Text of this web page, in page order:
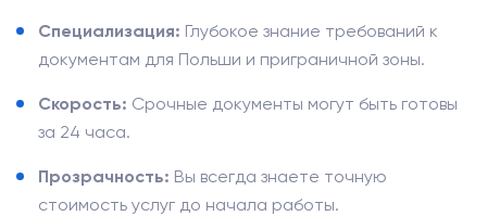
Специализация: Глубокое знание требований к
документам для Польши и приграничной зоны.
Скорость: Срочные документы могут быть готовы
за 24 часа.
Прозрачность: Вы всегда знаете точную
стоимость услуг до начала работы.